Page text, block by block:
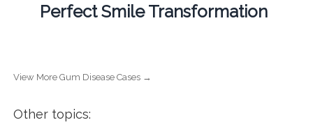
Perfect Smile Transformation
View More Gum Disease Cases →
Other topics: